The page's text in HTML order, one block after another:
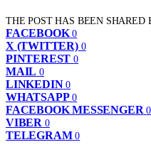
THE POST HAS BEEN SHARED
FACEBOOK 0
X (TWITTER) 0
PINTEREST 0
MAIL 0
LINKEDIN 0
WHATSAPP 0
FACEBOOK MESSENGER 0
VIBER 0
TELEGRAM 0